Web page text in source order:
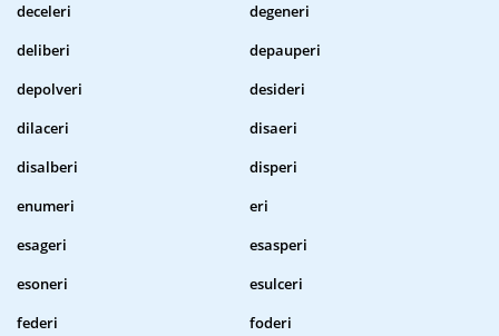
deceleri
degeneri
deliberi
depauperi
depolveri
desideri
dilaceri
disaeri
disalberi
disperi
enumeri
eri
esageri
esasperi
esoneri
esulceri
federi
foderi